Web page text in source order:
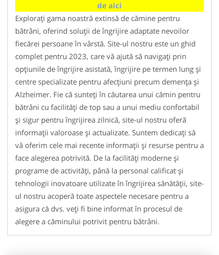
de aici
Explorați gama noastră extinsă de cămine pentru
bătrâni, oferind soluții de îngrijire adaptate nevoilor
fiecărei persoane în vârstă. Site-ul nostru este un ghid
complet pentru 2023, care vă ajută să navigați prin
opțiunile de îngrijire asistată, îngrijire pe termen lung și
centre specializate pentru afecțiuni precum demența și
Alzheimer. Fie că sunteți în căutarea unui cămin pentru
bătrâni cu facilități de top sau a unui mediu confortabil
și sigur pentru îngrijirea zilnică, site-ul nostru oferă
informații valoroase și actualizate. Suntem dedicați să
vă oferim cele mai recente informații și resurse pentru a
face alegerea potrivită. De la facilități moderne și
programe de activități, până la personal calificat și
tehnologii inovatoare utilizate în îngrijirea sănătății, site-
ul nostru acoperă toate aspectele necesare pentru a
asigura că dvs. veți fi bine informat în procesul de
alegere a căminului potrivit pentru bătrâni.